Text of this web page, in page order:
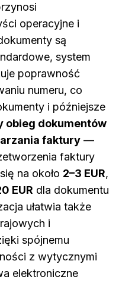
operacyjne i
są
system
poprawność
numeru, co
i późniejsze
obieg dokumentów
faktury —
faktury
na około 2–3 EUR,
EUR dla dokumentu
ułatwia także
i
spójnemu
z wytycznymi
elektroniczne